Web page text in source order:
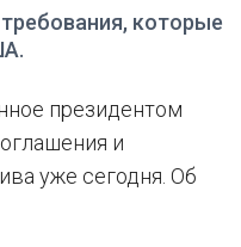
которые
президентом
и
уже сегодня. Об